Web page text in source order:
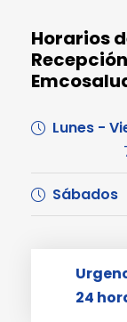
Horarios
Lunes -
Sábados
24